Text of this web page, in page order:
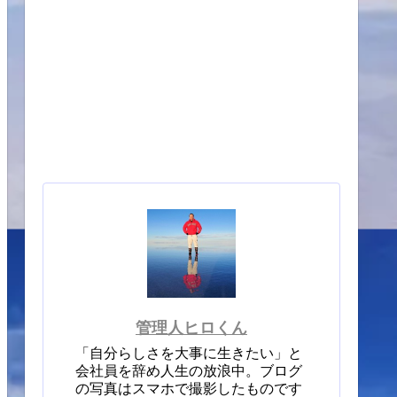
管理人ヒロくん
「自分らしさを大事に生きたい」と
会社員を辞め人生の放浪中。ブログ
の写真はスマホで撮影したものです